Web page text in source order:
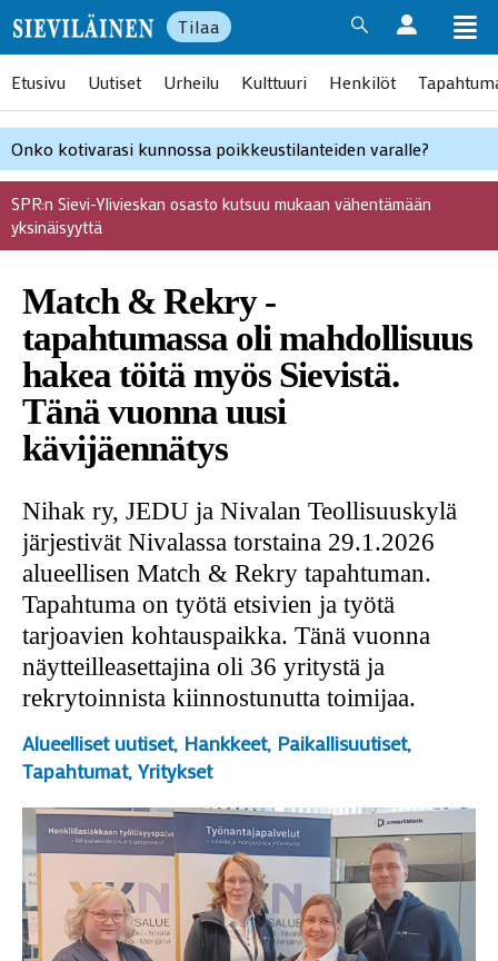
Tilaa
Etusivu Uutiset Urheilu Kulttuuri Henkilöt
Onko kotivarasi kunnossa poikkeustilanteiden varalle?
SPR:n Sievi-Ylivieskan osasto kutsuu mukaan vähentämään
yksinäisyyttä
Match & Rekry -
tapahtumassa oli mahdollisuus
hakea töitä myös Sievistä.
Tänä vuonna uusi
kävijäennätys
Nihak ry, JEDU ja Nivalan Teollisuuskylä
järjestivät Nivalassa torstaina 29.1.2026
alueellisen Match & Rekry tapahtuman.
Tapahtuma on työtä etsivien ja työtä
tarjoavien kohtauspaikka. Tänä vuonna
näytteilleasettajina oli 36 yritystä ja
rekrytoinnista kiinnostunutta toimijaa.
Alueelliset uutiset, Hankkeet, Paikallisuutiset,
Tapahtumat, Yritykset